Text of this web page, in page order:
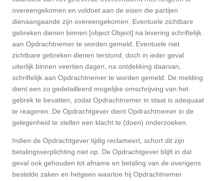
overeengekomen en voldoet aan de eisen die partijen
dienaangaande zijn overeengekomen. Eventuele zichtbare
gebreken dienen binnen [object Object] na levering schriftelijk
aan Opdrachtnemer te worden gemeld. Eventuele niet
zichtbare gebreken dienen terstond, doch in ieder geval
uiterlijk binnen veertien dagen, na ontdekking daarvan,
schriftelijk aan Opdrachtnemer te worden gemeld. De melding
dient een zo gedetailleerd mogelijke omschrijving van het
gebrek te bevatten, zodat Opdrachtnemer in staat is adequaat
te reageren. De Opdrachtgever dient Opdrachtnemer in de
gelegenheid te stellen een klacht te (doen) onderzoeken.
Indien de Opdrachtgever tijdig reclameert, schort dit zijn
betalingsverplichting niet op. De Opdrachtgever blijft in dat
geval ook gehouden tot afname en betaling van de overigens
bestelde zaken en hetgeen waartoe hij Opdrachtnemer